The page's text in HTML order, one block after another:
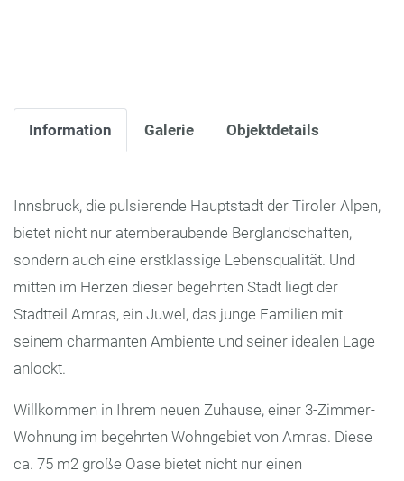
Information Galerie Objektdetails
Innsbruck, die pulsierende Hauptstadt der Tiroler Alpen,
bietet nicht nur atemberaubende Berglandschaften,
sondern auch eine erstklassige Lebensqualität. Und
mitten im Herzen dieser begehrten Stadt liegt der
Stadtteil Amras, ein Juwel, das junge Familien mit
seinem charmanten Ambiente und seiner idealen Lage
anlockt.
Willkommen in Ihrem neuen Zuhause, einer 3-Zimmer-
Wohnung im begehrten Wohngebiet von Amras. Diese
ca. 75 m2 große Oase bietet nicht nur einen